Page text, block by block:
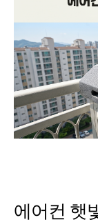
에어컨 햇